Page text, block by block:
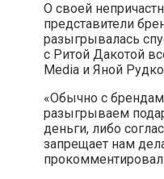
О своей
представители
разыгрывалась
с Ритой Дакотой
Media и Яной
«Обычно с
разыгрываем
деньги, либо
запрещает нам